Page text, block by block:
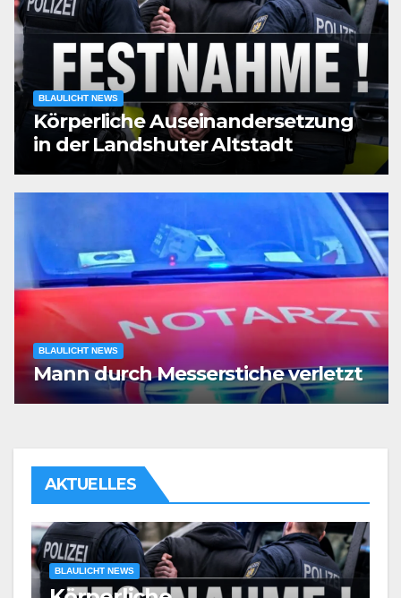
BLAULICHT NEWS
Körperliche Auseinandersetzung
in der Landshuter Altstadt
BLAULICHT NEWS
Mann durch Messerstiche verletzt
AKTUELLES
BLAULICHT NEWS